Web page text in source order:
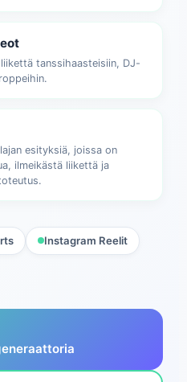
tanssihaasteisiin, DJ-
esityksiä, joissa on
ilmeikästä liikettä ja
Instagram Reelit